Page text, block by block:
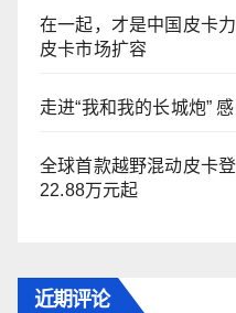
在一起，才是中国皮卡
皮卡市场扩容
走进“我和我的长城炮”
全球首款越野混动皮卡
22.88万元起
近期评论